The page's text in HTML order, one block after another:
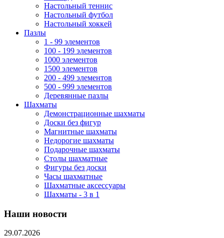
Настольный теннис
Настольный футбол
Настольный хоккей
Пазлы
1 - 99 элементов
100 - 199 элементов
1000 элементов
1500 элементов
200 - 499 элементов
500 - 999 элементов
Деревянные пазлы
Шахматы
Демонстрационные шахматы
Доски без фигур
Магнитные шахматы
Недорогие шахматы
Подарочные шахматы
Столы шахматные
Фигуры без доски
Часы шахматные
Шахматные аксессуары
Шахматы - 3 в 1
Наши новости
29.07.2026